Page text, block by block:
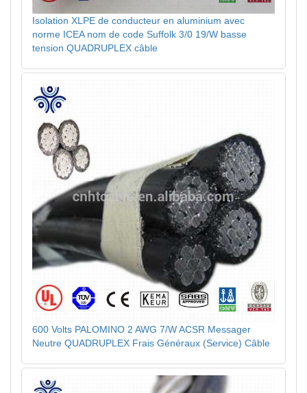
Isolation XLPE de conducteur en aluminium avec
norme ICEA nom de code Suffolk 3/0 19/W basse
tension QUADRUPLEX câble
600 Volts PALOMINO 2 AWG 7/W ACSR Messager
Neutre QUADRUPLEX Frais Généraux (Service) Câble